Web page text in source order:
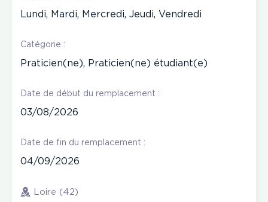
Lundi, Mardi, Mercredi, Jeudi, Vendredi
Catégorie :
Praticien(ne), Praticien(ne) étudiant(e)
Date de début du remplacement :
03/08/2026
Date de fin du remplacement :
04/09/2026
Loire (42)